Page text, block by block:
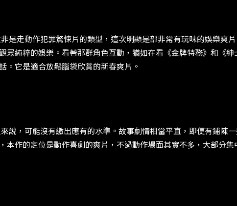
走動作犯罪驚悚片的類型，這次明顯是部非常有玩味的娛樂爽片
純粹的娛樂。看著那群角色互動，猶如在看《金牌特務》和《
。它是適合放鬆腦袋欣賞的新春爽片。
，可能沒有繳出應有的水準。故事劇情相當平直，即便有鋪陳
作的定位是動作喜劇的爽片，不過動作場面其實不多，大部分